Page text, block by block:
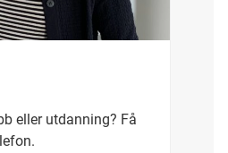
eller utdanning? Få